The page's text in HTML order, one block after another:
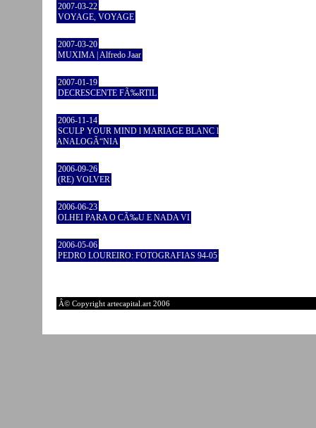
2007-03-22
VOYAGE, VOYAGE
2007-03-20
MUXIMA | Alfredo Jaar
2007-01-19
DECRESCENTE FÃ‰RTIL
2006-11-14
SCULP YOUR MIND l MARIAGE BLANC l
ANALOGÃ“NIA
2006-09-26
(RE) VOLVER
2006-06-23
OLHEI PARA O CÃ‰U E NADA VI
2006-05-06
PEDRO LOUREIRO: FOTOGRAFIAS 94-05
Â© Copyright artecapital.art 2006